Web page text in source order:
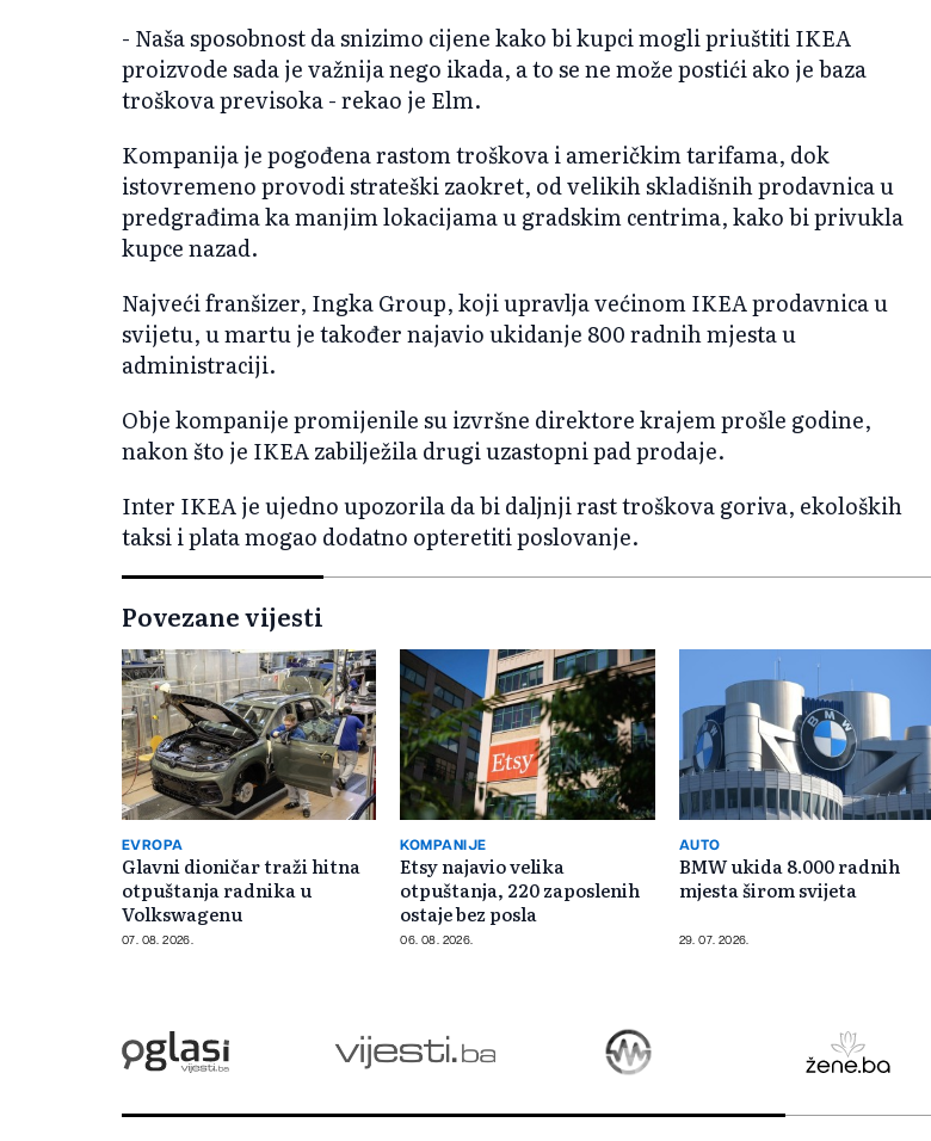
- Naša sposobnost da snizimo cijene kako bi kupci mogli priuštiti IKEA
proizvode sada je važnija nego ikada, a to se ne može postići ako je baza
troškova previsoka - rekao je Elm.
Kompanija je pogođena rastom troškova i američkim tarifama, dok
istovremeno provodi strateški zaokret, od velikih skladišnih prodavnica u
predgrađima ka manjim lokacijama u gradskim centrima, kako bi privukla
kupce nazad.
Najveći franšizer, Ingka Group, koji upravlja većinom IKEA prodavnica u
svijetu, u martu je također najavio ukidanje 800 radnih mjesta u
administraciji.
Obje kompanije promijenile su izvršne direktore krajem prošle godine,
nakon što je IKEA zabilježila drugi uzastopni pad prodaje.
Inter IKEA je ujedno upozorila da bi daljnji rast troškova goriva, ekoloških
taksi i plata mogao dodatno opteretiti poslovanje.
Povezane vijesti
EVROPA
Glavni dioničar traži hitna
otpuštanja radnika u
Volkswagenu
07. 08. 2026.
KOMPANIJE
Etsy najavio velika
otpuštanja, 220 zaposlenih
ostaje bez posla
06. 08. 2026.
AUTO
BMW ukida 8.000 radnih
mjesta širom svijeta
29. 07. 2026.